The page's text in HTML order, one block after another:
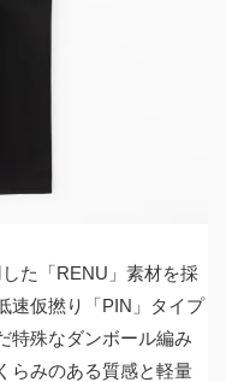
た「RENU」素材を採
速仮撚り「PIN」タイプ
特殊なダンボール編み
らみのある質感と軽量